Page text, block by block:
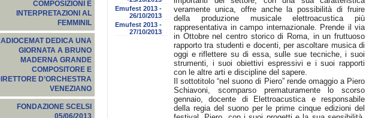
COMPOSIZIONI E
INTERPRETAZIONI AL
FEMMINIL
DEDICA UNA
GIORNATA A BRUNO
MADERNA GRANDE
COMPOSITORE E
D’ORCHESTRA
VENEZIANO
FONDAZIONE SCELSI
05/06/2013
Emufest 2013 -
26/10/2013
Emufest 2013 -
27/10/2013
veramente unica, offre anche la possibilità di fruire
della produzione musicale elettroacustica più
rappresentativa in campo internazionale. Prende il via
in Ottobre nel centro storico di Roma, in un fruttuoso
rapporto tra studenti e docenti, per ascoltare musica di
oggi e riflettere su di essa, sulle sue tecniche, i suoi
strumenti, i suoi obiettivi espressivi e i suoi rapporti
con le altre arti e discipline del sapere.
Il sottotitolo “nel suono di Piero” rende omaggio a Piero
Schiavoni, scomparso prematuramente lo scorso
gennaio, docente di Elettroacustica e responsabile
della regia del suono per le prime cinque edizioni del